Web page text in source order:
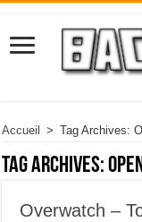
Accueil > Tag Archives:
Tag Archives:
Overwatch –